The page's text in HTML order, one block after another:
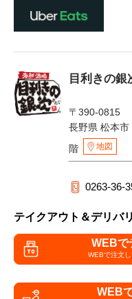
目利きの
〒390-0815
長野県 松本
階
地図
0263-36-
テイクアウト＆デリバ
WEBで
WEBで注文し
WEB